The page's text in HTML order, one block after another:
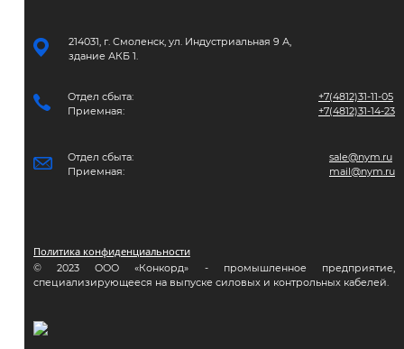
214031, г. Смоленск, ул. Индустриальная 9 А,
здание АКБ 1.
Отдел сбыта:
Приемная:
+7(4812)31-11-05
+7(4812)31-14-23
Отдел сбыта:
Приемная:
sale@nym.ru
mail@nym.ru
Политика конфиденциальности
© 2023 ООО «Конкорд» - промышленное предприятие,
специализирующееся на выпуске силовых и контрольных кабелей.